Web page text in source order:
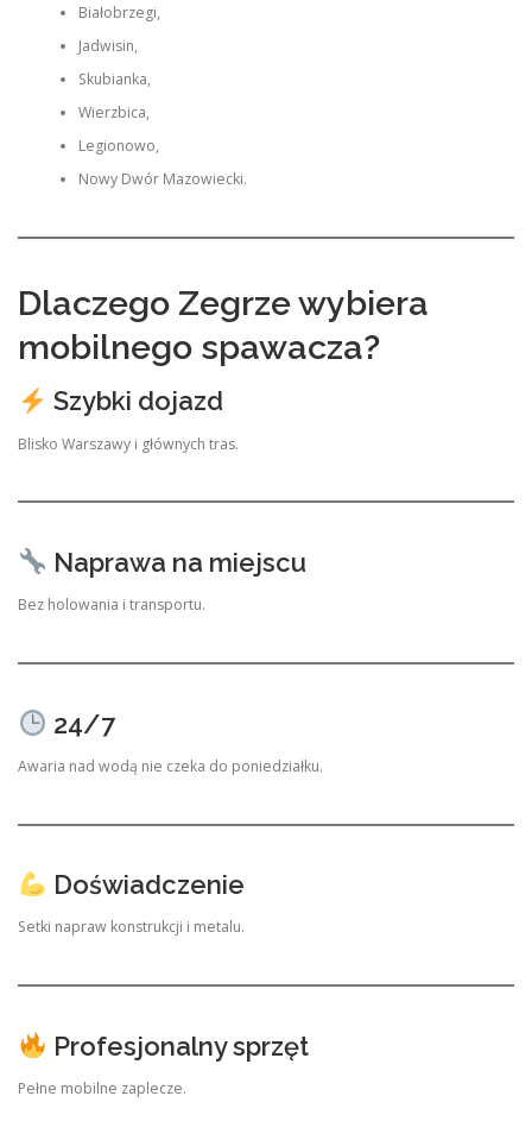
Białobrzegi,
Jadwisin,
Skubianka,
Wierzbica,
Legionowo,
Nowy Dwór Mazowiecki.
Dlaczego Zegrze wybiera
mobilnego spawacza?
Szybki dojazd
Blisko Warszawy i głównych tras.
Naprawa na miejscu
Bez holowania i transportu.
24/7
Awaria nad wodą nie czeka do poniedziałku.
Doświadczenie
Setki napraw konstrukcji i metalu.
Profesjonalny sprzęt
Pełne mobilne zaplecze.